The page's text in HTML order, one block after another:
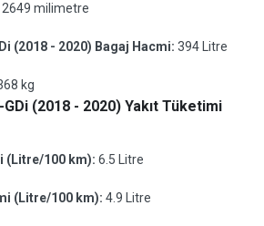
2649 milimetre
(2018 - 2020) Bagaj Hacmi: 394 Litre
kg
GDi (2018 - 2020) Yakıt Tüketimi
(Litre/100 km): 6.5 Litre
(Litre/100 km): 4.9 Litre